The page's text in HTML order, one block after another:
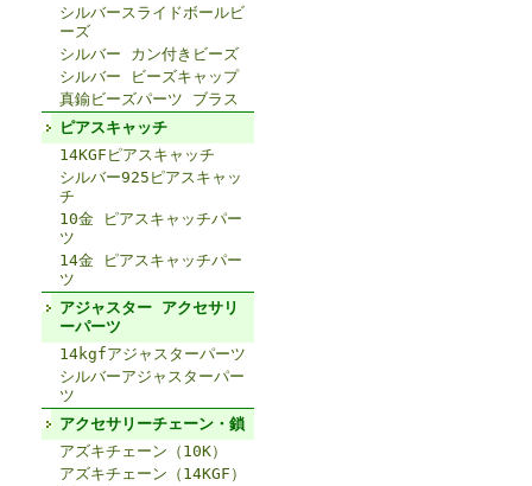
シルバースライドボールビ
ーズ
シルバー カン付きビーズ
シルバー ビーズキャップ
真鍮ビーズパーツ ブラス
ピアスキャッチ
14KGFピアスキャッチ
シルバー925ピアスキャッ
チ
10金 ピアスキャッチパー
ツ
14金 ピアスキャッチパー
ツ
アジャスター アクセサリ
ーパーツ
14kgfアジャスターパーツ
シルバーアジャスターパー
ツ
アクセサリーチェーン・鎖
アズキチェーン（10K）
アズキチェーン（14KGF）